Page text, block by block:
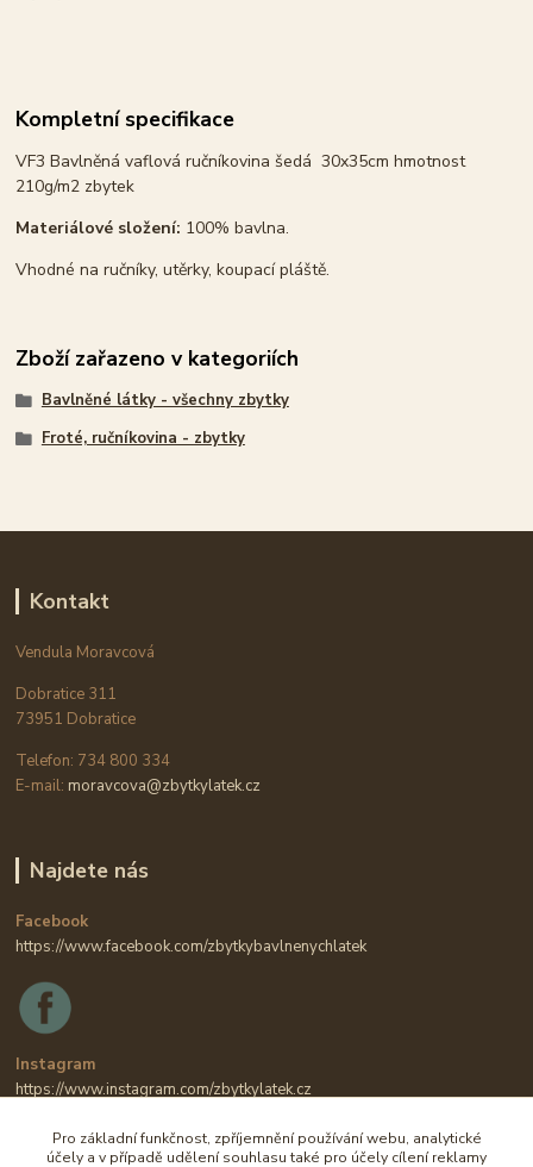
Kompletní specifikace
VF3 Bavlněná vaflová ručníkovina šedá 30x35cm hmotnost
210g/m2 zbytek
Materiálové složení: 100% bavlna.
Vhodné na ručníky, utěrky, koupací pláště.
Zboží zařazeno v kategoriích
Bavlněné látky - všechny zbytky
Froté, ručníkovina - zbytky
Kontakt
Vendula Moravcová
Dobratice 311
73951 Dobratice
Telefon: 734 800 334
E-mail: moravcova@zbytkylatek.cz
Najdete nás
Facebook
https://www.facebook.com/zbytkybavlnenychlatek
Instagram
https://www.instagram.com/zbytkylatek.cz
Pro základní funkčnost, zpříjemnění používání webu, analytické
účely a v případě udělení souhlasu také pro účely cílení reklamy